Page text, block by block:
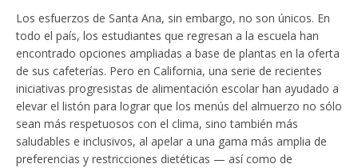
Los esfuerzos de Santa Ana, sin embargo, no son únicos. En
todo el país, los estudiantes que regresan a la escuela han
encontrado opciones ampliadas a base de plantas en la oferta
de sus cafeterías. Pero en California, una serie de recientes
iniciativas progresistas de alimentación escolar han ayudado a
elevar el listón para lograr que los menús del almuerzo no sólo
sean más respetuosos con el clima, sino también más
saludables e inclusivos, al apelar a una gama más amplia de
preferencias y restricciones dietéticas — así como de